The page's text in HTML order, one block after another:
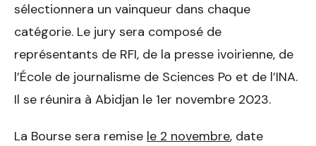
sélectionnera un vainqueur dans chaque
catégorie. Le jury sera composé de
représentants de RFI, de la presse ivoirienne, de
l’École de journalisme de Sciences Po et de l’INA.
Il se réunira à Abidjan le 1er novembre 2023.
La Bourse sera remise le 2 novembre, date